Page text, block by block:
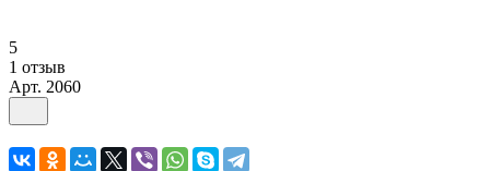
5
1 отзыв
Арт. 2060